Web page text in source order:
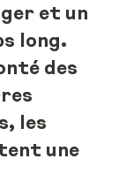
et un
long.
des
les
une